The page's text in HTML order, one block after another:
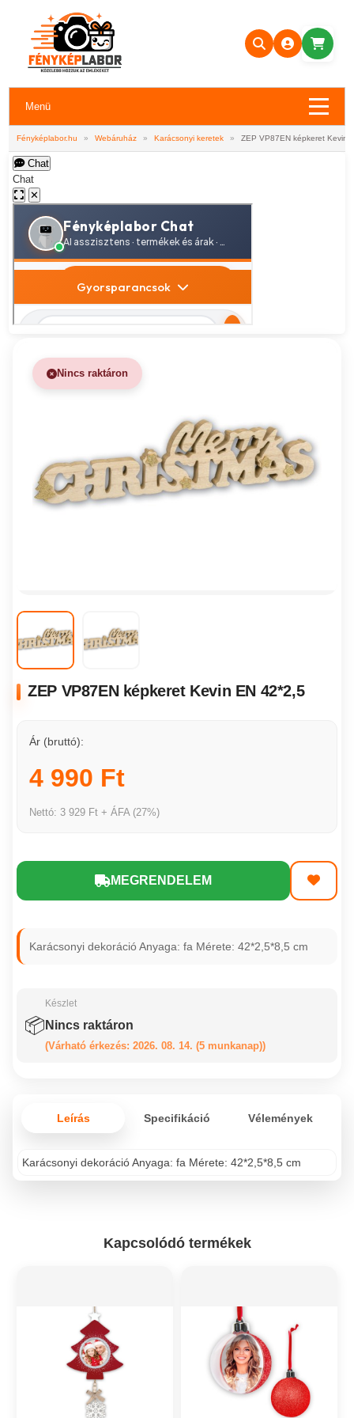
Menü
Fényképlabor.hu » Webáruház » Karácsonyi keretek » ZEP VP87EN képkeret Kevin
Chat
Chat
✕
Nincs raktáron
ZEP VP87EN képkeret Kevin EN 42*2,5
Ár (bruttó):
4 990 Ft
Nettó: 3 929 Ft + ÁFA (27%)
MEGRENDELEM
Karácsonyi dekoráció Anyaga: fa Mérete: 42*2,5*8,5 cm
📦
Készlet
Nincs raktáron
(Várható érkezés: 2026. 08. 14. (5 munkanap))
Leírás Specifikáció Vélemények
Karácsonyi dekoráció Anyaga: fa Mérete: 42*2,5*8,5 cm
Kapcsolódó termékek